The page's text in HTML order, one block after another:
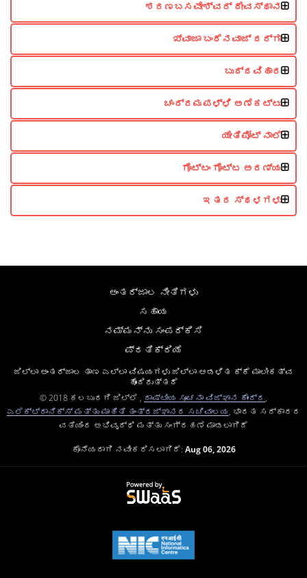
ಶರಣಬಸವೇಶ್ವರ್ ದೇವಸ್ಥಾನ
ಖ್ವಾಜಾ ಬಂದೆನವಾಜ್ ದರ್ಗಾ
ಬುದ್ದವಿಹಾರ
ಚಂದ್ರಮಪಳ್ಳಿ ಅಣೆಕಟ್ಟು
ಯೇತಿಪೋಟ್ ನಾಲೆ
ಗೊಟ್ಟಂ ಗೊಟ್ಟ ಅರಣ್ಯ
ಇತರ ಸ್ಥಳಗಳು
ಅಂತರ್ಜಾಲ ನೀತಿಗಳು
ಸಹಾಯ
ನಮ್ಮನ್ನು ಸಂಪರ್ಕಿಸಿ
ಪ್ರತಿಕ್ರಿಯೆ
ಜಿಲ್ಲಾ ಅಂತರ್ಜಾಲ ತಾಣ ಎಲ್ಲಾ ವಿಷಯಗಳು ಜಿಲ್ಲಾ ಆಡಳಿತ ಕ್ಕೆ ಮಾಲೀಕತ್ವ
ಹೊಂದಿರುತ್ತದೆ
© 2018 ಕಲಬುರಗಿ ಜಿಲ್ಲೆ ,
ರಾಷ್ಟೀಯ ಸೂಚನಾ ವಿಜ್ಞಾನ ಕೇಂದ್ರ
ಎಲೆಕ್ಟ್ರಾನಿಕ್ಸ್ ಮತ್ತು ಮಾಹಿತಿ ತಂತ್ರಜ್ಞಾನದ ಸಚಿವಾಲಯ , ಭಾರತ ಸರ್ಕಾರದ
ವತಿಯಿಂದ ಅಭಿವೃದ್ಧಿ ಮತ್ತು ಸಂಗ್ರಹಣೆ ಮಾಡಲಾಗಿದೆ
ಕೊನೆಯದಾಗಿ ನವೀಕರಿಸಲಾಗಿದೆ: Aug 06, 2026